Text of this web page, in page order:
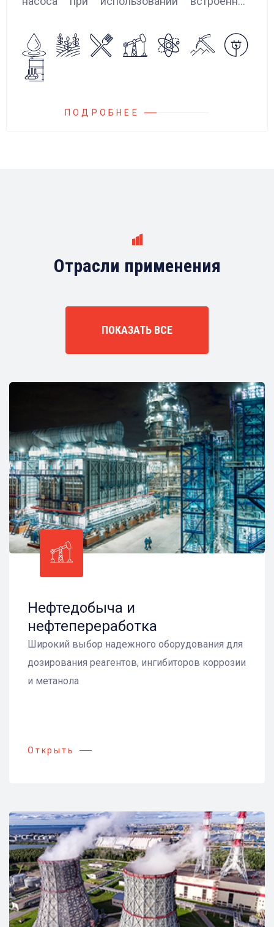
Блок управления Ареоматик совместим с
любыми насосами российских и
иностранных производителей.
ПОДРОБНЕЕ
Отрасли применения
ПОКАЗАТЬ ВСЕ
Нефтедобыча и
нефтепереработка
Широкий выбор надежного оборудования для
дозирования реагентов, ингибиторов коррозии
и метанола
Открыть